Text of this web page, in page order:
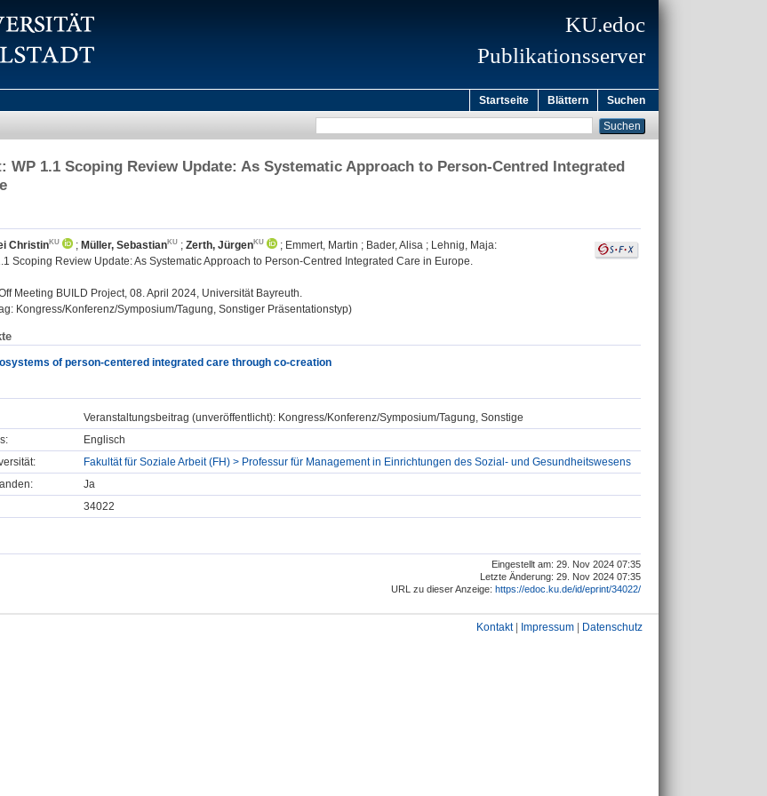
KU.edoc
Publikationsserver
Startseite Blättern Suchen
WP 1.1 Scoping Review Update: As Systematic Approach to Person-Centred Integrated
Christin ; Müller, Sebastian ; Zerth, Jürgen ; Emmert, Martin ; Bader, Alisa ; Lehnig, Maja:
Scoping Review Update: As Systematic Approach to Person-Centred Integrated Care in Europe.
Meeting BUILD Project, 08. April 2024, Universität Bayreuth.
Kongress/Konferenz/Symposium/Tagung, Sonstiger Präsentationstyp)
of person-centered integrated care through co-creation
Veranstaltungsbeitrag (unveröffentlicht): Kongress/Konferenz/Symposium/Tagung, Sonstige
Englisch
Fakultät für Soziale Arbeit (FH) > Professur für Management in Einrichtungen des Sozial- und Gesundheitswesens
Ja
34022
Eingestellt am: 29. Nov 2024 07:35
Letzte Änderung: 29. Nov 2024 07:35
URL zu dieser Anzeige: https://edoc.ku.de/id/eprint/34022/
Kontakt| Impressum Datenschutz